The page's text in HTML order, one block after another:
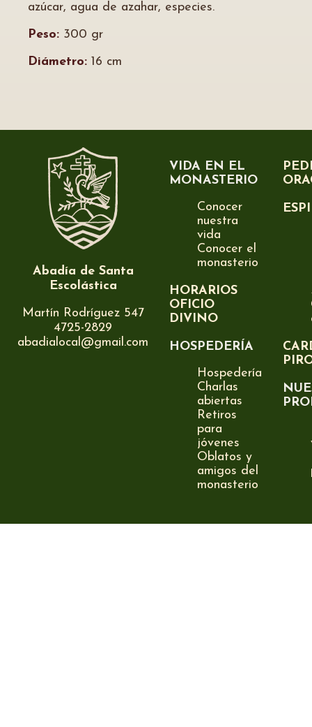
azúcar, agua de azahar, especies.
Peso: 300 gr
Diámetro: 16 cm
Abadía de Santa
Escolástica
Martín Rodríguez 547
4725-2829
abadialocal@gmail.com
VIDA EN EL
MONASTERIO
Conocer
nuestra
vida
Conocer el
monasterio
HORARIOS
OFICIO
DIVINO
HOSPEDERÍA
Hospedería
Charlas
abiertas
Retiros
para
jóvenes
Oblatos y
amigos del
monasterio